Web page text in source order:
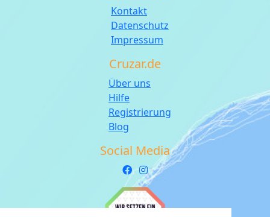
Kontakt
Datenschutz
Impressum
Cruzar.de
Über uns
Hilfe
Registrierung
Blog
Social Media